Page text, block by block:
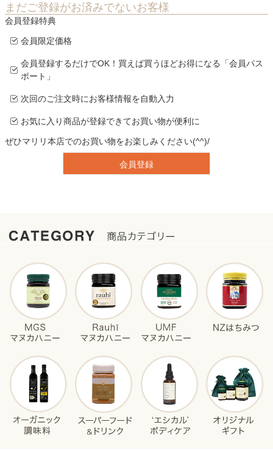
まだご登録がお済みでないお客様
会員登録特典
会員限定価格
会員登録するだけでOK！買えば買うほどお得になる「会員パス
ポート」
次回のご注文時にお客様情報を自動入力
お気に入り商品が登録できてお買い物が便利に
ぜひマリリ本店でのお買い物をお楽しみください(^^)/
会員登録